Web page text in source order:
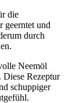
die
geerntet und
durch
Neemöl
Rezeptur
schuppiger